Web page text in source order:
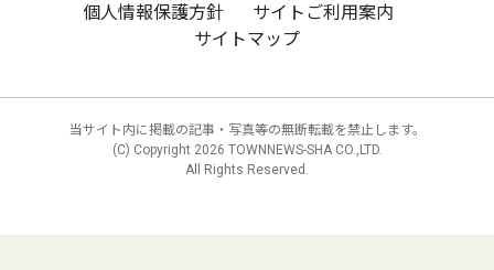
個人情報保護方針
サイトご利用案内
サイトマップ
当サイト内に掲載の記事・写真等の無断転載を禁止します。
(C) Copyright 2026 TOWNNEWS-SHA CO.,LTD.
All Rights Reserved.